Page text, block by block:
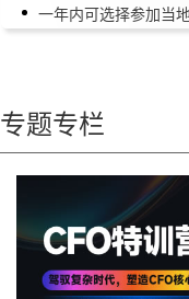
一年内可选择参加当
专题专栏